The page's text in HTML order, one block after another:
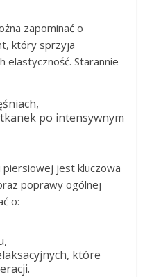
zapominać o
który sprzyja
elastyczność. Starannie
po intensywnym
piersiowej jest kluczowa
poprawy ogólnej
o:
które